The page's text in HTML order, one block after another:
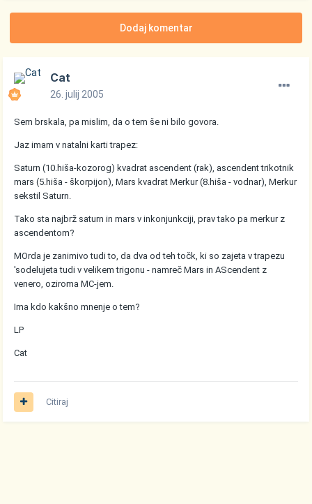
Dodaj komentar
Cat
26. julij 2005
Sem brskala, pa mislim, da o tem še ni bilo govora.
Jaz imam v natalni karti trapez:
Saturn (10.hiša-kozorog) kvadrat ascendent (rak), ascendent trikotnik
mars (5.hiša - škorpijon), Mars kvadrat Merkur (8.hiša - vodnar), Merkur
sekstil Saturn.
Tako sta najbrž saturn in mars v inkonjunkciji, prav tako pa merkur z
ascendentom?
MOrda je zanimivo tudi to, da dva od teh točk, ki so zajeta v trapezu
'sodelujeta tudi v velikem trigonu - namreč Mars in AScendent z
venero, oziroma MC-jem.
Ima kdo kakšno mnenje o tem?
LP
Cat
Citiraj